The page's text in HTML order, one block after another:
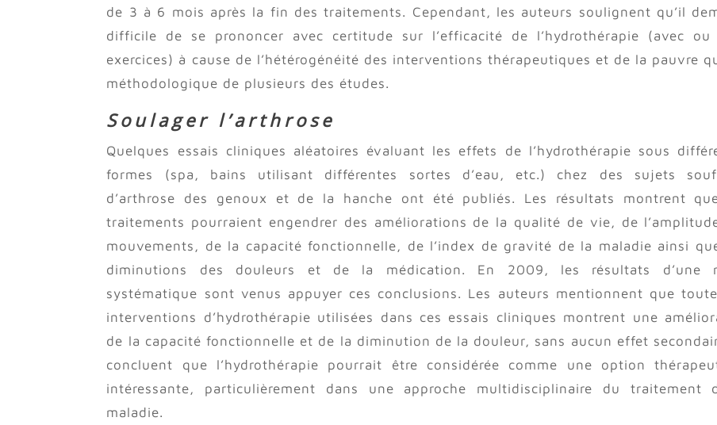
de 3 à 6 mois après la fin des traitements. Cependant, les auteurs soulignent qu’il
difficile de se prononcer avec certitude sur l’efficacité de l’hydrothérapie (avec ou
exercices) à cause de l’hétérogénéité des interventions thérapeutiques et de la pauvre
méthodologique de plusieurs des études.
Soulager l’arthrose
Quelques essais cliniques aléatoires évaluant les effets de l’hydrothérapie sous
formes (spa, bains utilisant différentes sortes d’eau, etc.) chez des sujets
d’arthrose des genoux et de la hanche ont été publiés. Les résultats montrent
traitements pourraient engendrer des améliorations de la qualité de vie, de
mouvements, de la capacité fonctionnelle, de l’index de gravité de la maladie ainsi
diminutions des douleurs et de la médication. En 2009, les résultats d’une
systématique sont venus appuyer ces conclusions. Les auteurs mentionnent que
interventions d’hydrothérapie utilisées dans ces essais cliniques montrent une
de la capacité fonctionnelle et de la diminution de la douleur, sans aucun effet
concluent que l’hydrothérapie pourrait être considérée comme une option
intéressante, particulièrement dans une approche multidisciplinaire du traitement
maladie.